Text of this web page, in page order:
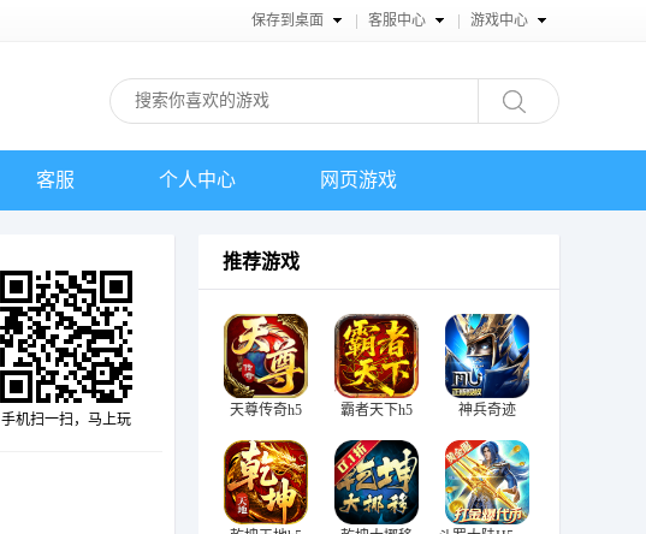
保存到桌面 客服中心 游戏中心
客服 个人中心 网页游戏
手机扫一扫，马上玩
推荐游戏
天尊传奇h5 霸者天下h5 神兵奇迹